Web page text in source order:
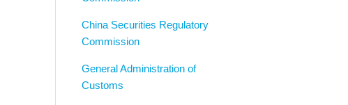
China Securities Regulatory
Commission
General Administration of
Customs